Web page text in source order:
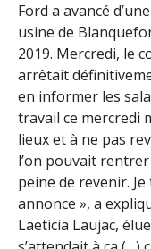
Ford a avancé
usine de
2019. Mercredi, le
arrêtait
en informer les
travail ce mercredi
lieux et à ne pas
l’on pouvait
peine de revenir.
annonce », a
Laeticia Laujac,